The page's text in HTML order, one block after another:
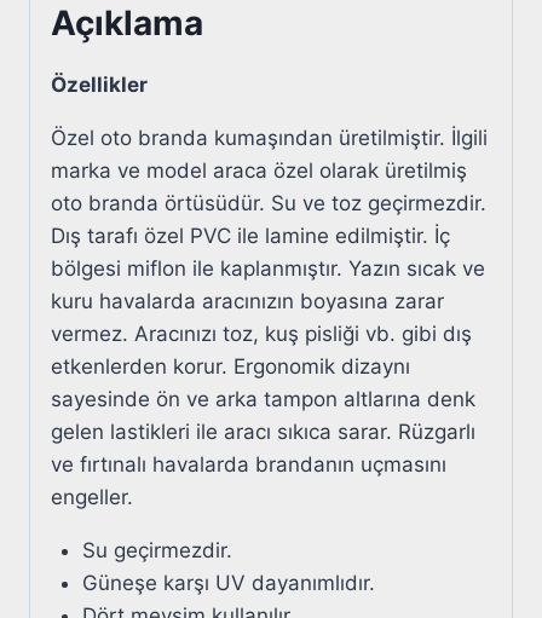
Açıklama
Özellikler
Özel oto branda kumaşından üretilmiştir. İlgili
marka ve model araca özel olarak üretilmiş
oto branda örtüsüdür. Su ve toz geçirmezdir.
Dış tarafı özel PVC ile lamine edilmiştir. İç
bölgesi miflon ile kaplanmıştır. Yazın sıcak ve
kuru havalarda aracınızın boyasına zarar
vermez. Aracınızı toz, kuş pisliği vb. gibi dış
etkenlerden korur. Ergonomik dizaynı
sayesinde ön ve arka tampon altlarına denk
gelen lastikleri ile aracı sıkıca sarar. Rüzgarlı
ve fırtınalı havalarda brandanın uçmasını
engeller.
Su geçirmezdir.
Güneşe karşı UV dayanımlıdır.